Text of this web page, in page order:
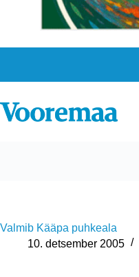
Valmib Kääpa puhkeala
10. detsember 2005